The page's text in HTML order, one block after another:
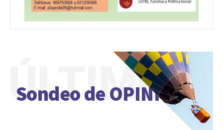
Sondeo de OPINIÓN
ÚLTIMO